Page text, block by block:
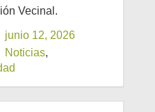
Vecinal.
junio 12, 2026
Noticias,